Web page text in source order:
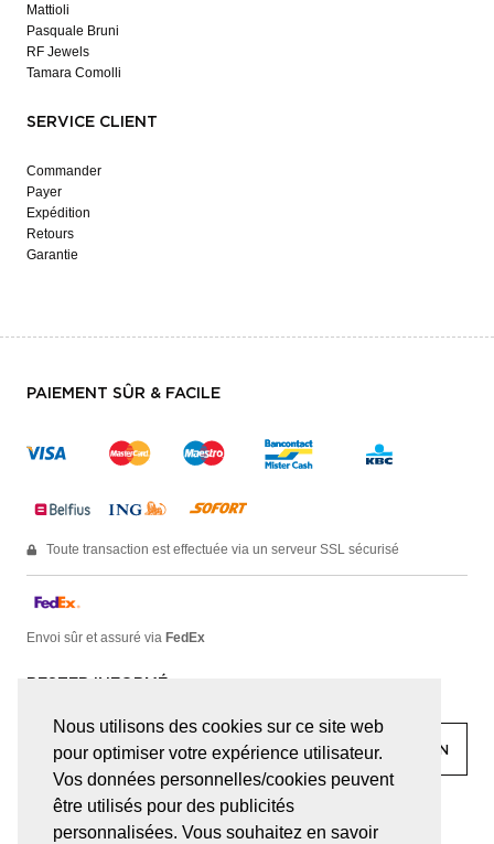
Nous utilisons des cookies sur ce site web
pour optimiser votre expérience utilisateur.
Vos données personnelles/cookies peuvent
être utilisés pour des publicités
personnalisées. Vous souhaitez en savoir
Mattioli
Pasquale Bruni
RF Jewels
Tamara Comolli
SERVICE CLIENT
Commander
Payer
Expédition
Retours
Garantie
PAIEMENT SÛR & FACILE
Toute transaction est effectuée via un serveur SSL sécurisé
Envoi sûr et assuré via FedEx
RESTER INFORMÉ
facebook linkedin